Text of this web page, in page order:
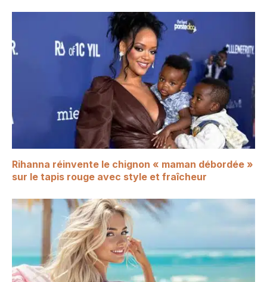
Rihanna réinvente le chignon « maman débordée »
sur le tapis rouge avec style et fraîcheur